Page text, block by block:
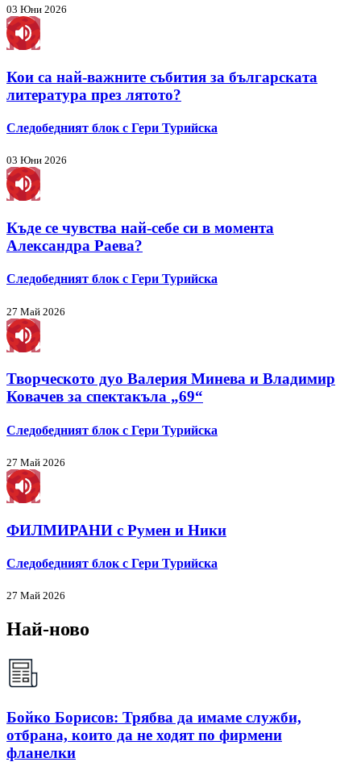
03 Юни 2026
Кои са най-важните събития за българската
литература през лятото?
Следобедният блок с Гери Турийска
03 Юни 2026
Къде се чувства най-себе си в момента
Александра Раева?
Следобедният блок с Гери Турийска
27 Май 2026
Творческото дуо Валерия Минева и Владимир
Ковачев за спектакъла „69“
Следобедният блок с Гери Турийска
27 Май 2026
ФИЛМИРАНИ с Румен и Ники
Следобедният блок с Гери Турийска
27 Май 2026
Най-ново
Бойко Борисов: Трябва да имаме служби,
отбрана, които да не ходят по фирмени
фланелки